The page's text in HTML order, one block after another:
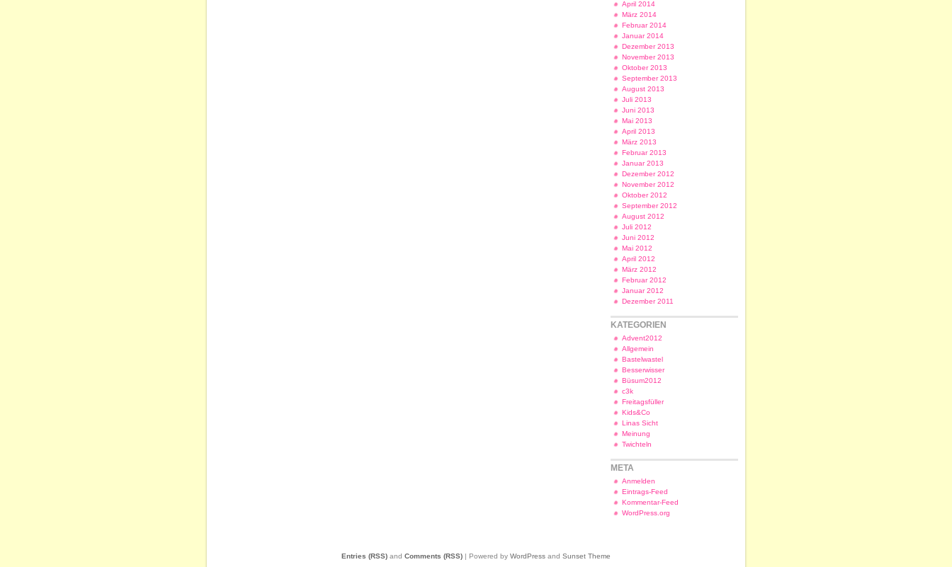
April 2014
März 2014
Februar 2014
Januar 2014
Dezember 2013
November 2013
Oktober 2013
September 2013
August 2013
Juli 2013
Juni 2013
Mai 2013
April 2013
März 2013
Februar 2013
Januar 2013
Dezember 2012
November 2012
Oktober 2012
September 2012
August 2012
Juli 2012
Juni 2012
Mai 2012
April 2012
März 2012
Februar 2012
Januar 2012
Dezember 2011
KATEGORIEN
Advent2012
Allgemein
Bastelwastel
Besserwisser
Büsum2012
c3k
Freitagsfüller
Kids&Co
Linas Sicht
Meinung
Twichteln
META
Anmelden
Eintrags-Feed
Kommentar-Feed
WordPress.org
Entries (RSS) and Comments (RSS) | Powered by WordPress and Sunset Theme